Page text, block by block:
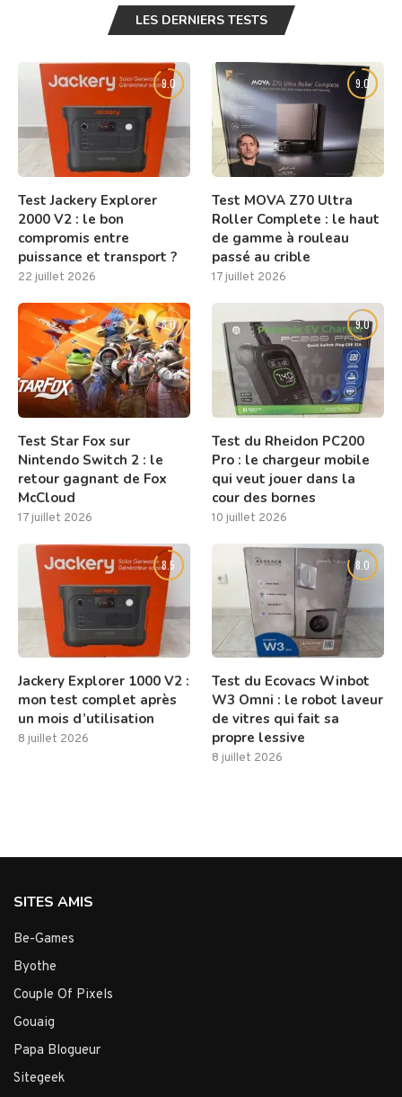
LES DERNIERS TESTS
9.0
Test Jackery Explorer
2000 V2 : le bon
compromis entre
puissance et transport ?
22 juillet 2026
9.0
Test MOVA Z70 Ultra
Roller Complete : le haut
de gamme à rouleau
passé au crible
17 juillet 2026
8.0
Test Star Fox sur
Nintendo Switch 2 : le
retour gagnant de Fox
McCloud
17 juillet 2026
9.0
Test du Rheidon PC200
Pro : le chargeur mobile
qui veut jouer dans la
cour des bornes
10 juillet 2026
8.5
Jackery Explorer 1000 V2 :
mon test complet après
un mois d’utilisation
8 juillet 2026
8.0
Test du Ecovacs Winbot
W3 Omni : le robot laveur
de vitres qui fait sa
propre lessive
8 juillet 2026
SITES AMIS
Be-Games
Byothe
Couple Of Pixels
Gouaig
Papa Blogueur
Sitegeek